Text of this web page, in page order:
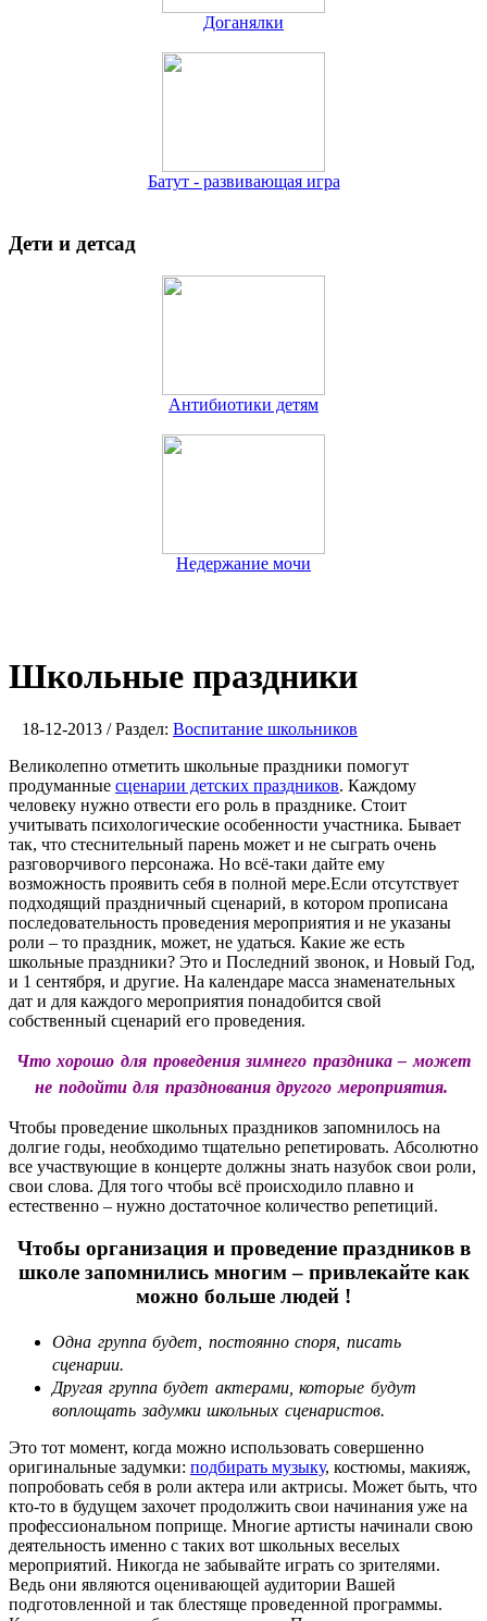
Доганялки
Батут - развивающая игра
Дети и детсад
Антибиотики детям
Недержание мочи
Школьные праздники
18-12-2013 / Раздел: Воспитание школьников
Великолепно отметить школьные праздники помогут
продуманные сценарии детских праздников. Каждому
человеку нужно отвести его роль в празднике. Стоит
учитывать психологические особенности участника. Бывает
так, что стеснительный парень может и не сыграть очень
разговорчивого персонажа. Но всё-таки дайте ему
возможность проявить себя в полной мере.Если отсутствует
подходящий праздничный сценарий, в котором прописана
последовательность проведения мероприятия и не указаны
роли – то праздник, может, не удаться. Какие же есть
школьные праздники? Это и Последний звонок, и Новый Год,
и 1 сентября, и другие. На календаре масса знаменательных
дат и для каждого мероприятия понадобится свой
собственный сценарий его проведения.
Что хорошо для проведения зимнего праздника – может
не подойти для празднования другого мероприятия.
Чтобы проведение школьных праздников запомнилось на
долгие годы, необходимо тщательно репетировать. Абсолютно
все участвующие в концерте должны знать назубок свои роли,
свои слова. Для того чтобы всё происходило плавно и
естественно – нужно достаточное количество репетиций.
Чтобы организация и проведение праздников в
школе запомнились многим – привлекайте как
можно больше людей !
Одна группа будет, постоянно споря, писать
сценарии.
Другая группа будет актерами, которые будут
воплощать задумки школьных сценаристов.
Это тот момент, когда можно использовать совершенно
оригинальные задумки: подбирать музыку, костюмы, макияж,
попробовать себя в роли актера или актрисы. Может быть, что
кто-то в будущем захочет продолжить свои начинания уже на
профессиональном поприще. Многие артисты начинали свою
деятельность именно с таких вот школьных веселых
мероприятий. Никогда не забывайте играть со зрителями.
Ведь они являются оценивающей аудитории Вашей
подготовленной и так блестяще проведенной программы.